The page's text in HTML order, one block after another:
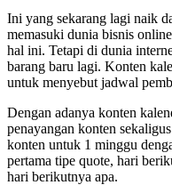
Ini yang sekarang lagi naik
memasuki dunia bisnis
hal ini. Tetapi di dunia
barang baru lagi. Konten
untuk menyebut jadwal
Dengan adanya konten
penayangan konten
konten untuk 1 minggu
pertama tipe quote, hari
hari berikutnya apa.